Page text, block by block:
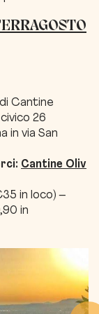
Cantine
26
in via San
Cantine Oliv
in loco) –
in